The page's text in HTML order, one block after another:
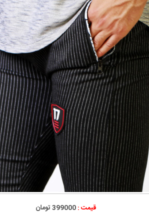
قیمت :399000 تومان